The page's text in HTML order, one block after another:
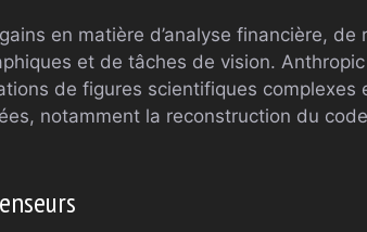
en matière d’analyse financière, de
et de tâches de vision.
de figures scientifiques complexes
notamment la reconstruction du